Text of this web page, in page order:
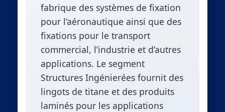
fabrique des systèmes de fixation
pour l’aéronautique ainsi que des
fixations pour le transport
commercial, l’industrie et d’autres
applications. Le segment
Structures Ingénierées fournit des
lingots de titane et des produits
laminés pour les applications